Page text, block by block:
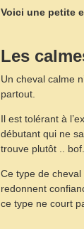
Voici une petite
Les
Un cheval calme
partout.
Il est tolérant à
débutant qui ne
trouve plutôt .. bof.
Ce type de
redonnent
ce type ne court